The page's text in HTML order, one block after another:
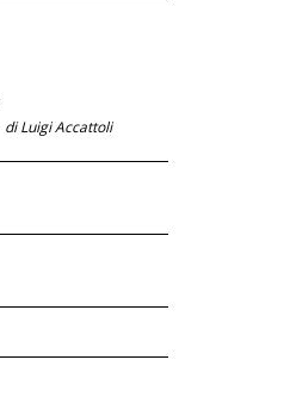
di Luigi Accattoli